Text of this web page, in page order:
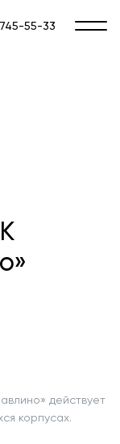
55-33
действует
корпусах.